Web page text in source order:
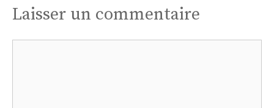
Laisser un commentaire